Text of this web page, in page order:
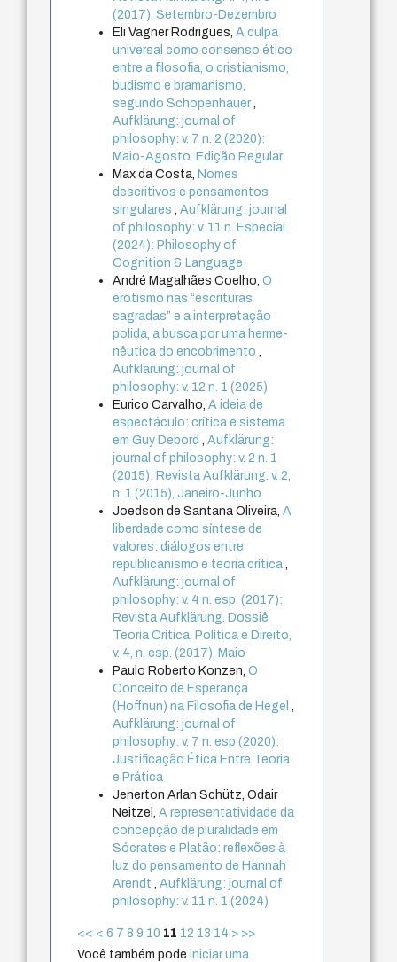
(2017), Setembro-Dezembro
Eli Vagner Rodrigues,A culpa
universal como consenso ético
entre a filosofia, o cristianismo,
budismo e bramanismo,
segundo Schopenhauer
Aufklärung: journal of
philosophy: v. 7 n. 2 (2020):
Maio-Agosto. Edição Regular
Max da Costa,Nomes
descritivos e pensamentos
singulares
,Aufklärung: journal
of philosophy: v. 11 n. Especial
(2024): Philosophy of
Cognition & Language
André Magalhães Coelho,O
erotismo nas “escrituras
sagradas” e a interpretação
polida, a busca por uma herme-
nêutica do encobrimento
Aufklärung: journal of
philosophy: v. 12 n. 1 (2025)
Eurico Carvalho,A ideia de
espectáculo: crítica e sistema
em Guy Debord
,Aufklärung:
journal of philosophy: v. 2 n. 1
(2015): Revista Aufklärung. v. 2,
n. 1 (2015), Janeiro-Junho
Joedson de Santana Oliveira,A
liberdade como síntese de
valores: diálogos entre
republicanismo e teoria crítica
Aufklärung: journal of
philosophy: v. 4 n. esp. (2017):
Revista Aufklärung. Dossiê
Teoria Crítica, Política e Direito,
v. 4, n. esp. (2017), Maio
Paulo Roberto Konzen,O
Conceito de Esperança
(Hoffnun) na Filosofia de Hegel
Aufklärung: journal of
philosophy: v. 7 n. esp (2020):
Justificação Ética Entre Teoria
e Prática
Jenerton Arlan Schütz, Odair
Neitzel,A representatividade da
concepção de pluralidade em
Sócrates e Platão: reflexões à
luz do pensamento de Hannah
Arendt
,Aufklärung: journal of
philosophy: v. 11 n. 1 (2024)
<< < 6 7 8 9 10 11 12 13 14 > >>
Você também podeiniciar uma